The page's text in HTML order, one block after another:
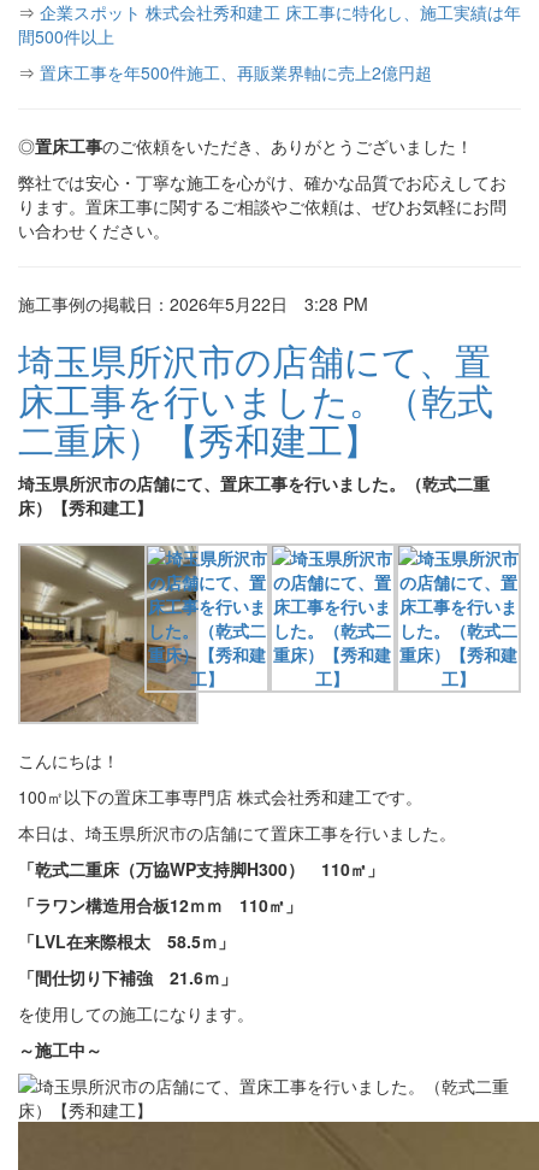
⇒ 企業スポット 株式会社秀和建工 床工事に特化し、施工実績は年
間500件以上
⇒ 置床工事を年500件施工、再販業界軸に売上2億円超
◎置床工事のご依頼をいただき、ありがとうございました！
弊社では安心・丁寧な施工を心がけ、確かな品質でお応えしてお
ります。置床工事に関するご相談やご依頼は、ぜひお気軽にお問
い合わせください。
施工事例の掲載日：2026年5月22日 3:28 PM
埼玉県所沢市の店舗にて、置
床工事を行いました。（乾式
二重床）【秀和建工】
埼玉県所沢市の店舗にて、置床工事を行いました。（乾式二重
床）【秀和建工】
こんにちは！
100㎡以下の置床工事専門店 株式会社秀和建工です。
本日は、埼玉県所沢市の店舗にて置床工事を行いました。
「乾式二重床（万協WP支持脚H300） 110㎡」
「ラワン構造用合板12ｍｍ 110㎡」
「LVL在来際根太 58.5ｍ」
「間仕切り下補強 21.6ｍ」
を使用しての施工になります。
～施工中 ～